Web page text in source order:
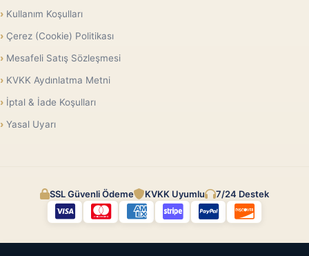
Kullanım Koşulları
Çerez (Cookie) Politikası
Mesafeli Satış Sözleşmesi
KVKK Aydınlatma Metni
İptal & İade Koşulları
Yasal Uyarı
SSL Güvenli Ödeme KVKK Uyumlu 7/24 Destek